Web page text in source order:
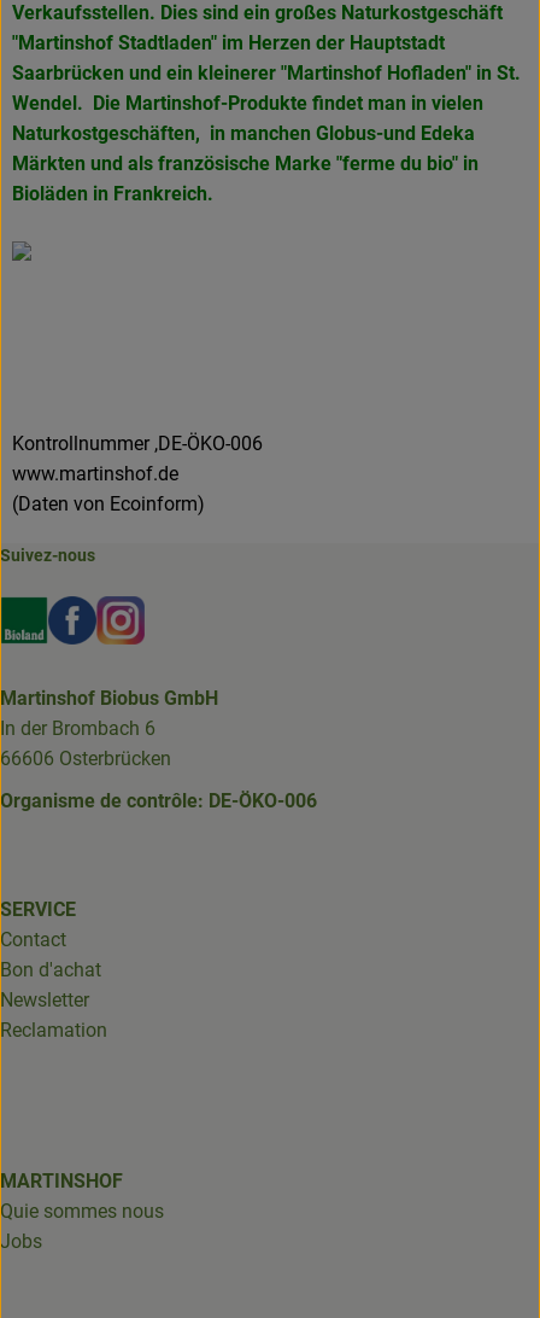
Verkaufsstellen. Dies sind ein großes Naturkostgeschäft
"Martinshof Stadtladen" im Herzen der Hauptstadt
Saarbrücken und ein kleinerer "Martinshof Hofladen" in St.
Wendel. Die Martinshof-Produkte findet man in vielen
Naturkostgeschäften, in manchen Globus-und Edeka
Märkten und als französische Marke "ferme du bio" in
Bioläden in Frankreich.
Kontrollnummer ,DE-ÖKO-006
www.martinshof.de
(Daten von Ecoinform)
Suivez-nous
Externer Link zu https://www.bioland.de/verbraucher
Externer Link zu https://www.facebook.com/
Externer Link zu https://www.instagram.com/
Martinshof Biobus GmbH
In der Brombach 6
66606 Osterbrücken
Organisme de contrôle: DE-ÖKO-006
SERVICE
Contact
Bon d'achat
Newsletter
Reclamation
MARTINSHOF
Quie sommes nous
Jobs